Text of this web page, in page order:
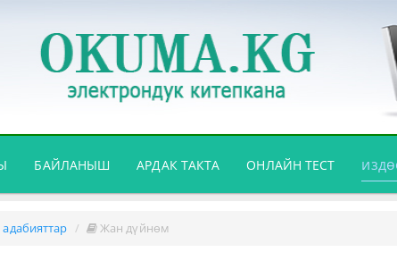
БАЙЛАНЫШ АРДАК ТАКТА ОНЛАЙН ТЕСТ
Жан дүйнөм